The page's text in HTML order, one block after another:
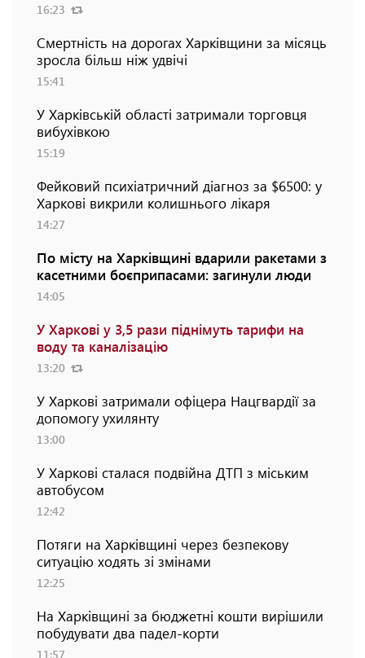
16:23
Смертність на дорогах Харківщини за місяць
зросла більш ніж удвічі
15:41
У Харківській області затримали торговця
вибухівкою
15:19
Фейковий психіатричний діагноз за $6500: у
Харкові викрили колишнього лікаря
14:27
По місту на Харківщині вдарили ракетами з
касетними боєприпасами: загинули люди
14:05
У Харкові у 3,5 рази піднімуть тарифи на
воду та каналізацію
13:20
У Харкові затримали офіцера Нацгвардії за
допомогу ухилянту
13:00
У Харкові сталася подвійна ДТП з міським
автобусом
12:42
Потяги на Харківщині через безпекову
ситуацію ходять зі змінами
12:25
На Харківщині за бюджетні кошти вирішили
побудувати два падел-корти
11:57